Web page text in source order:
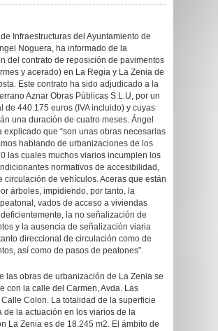
Infraestructuras del Ayuntamiento de
Noguera, ha informado de la
del contrato de reposición de pavimentos
y acerado) en La Regia y La Zenia de
Este contrato ha sido adjudicado a la
Aznar Obras Públicas S.L.U, por un
de 440.175 euros (IVA incluido) y cuyas
una duración de cuatro meses. Ángel
explicado que “son unas obras necesarias
hablando de urbanizaciones de los
las cuales muchos viarios incumplen los
normativos de accesibilidad,
circulación de vehículos. Aceras que están
árboles, impidiendo, por tanto, la
vados de acceso a viviendas
la no señalización de
y la ausencia de señalización viaria
direccional de circulación como de
así como de pasos de peatones”.
las obras de urbanización de La Zenia se
con la calle del Carmen, Avda. Las
Calle Colon. La totalidad de la superficie
de la actuación en los viarios de la
La Zenia es de 18.245 m2. El ámbito de